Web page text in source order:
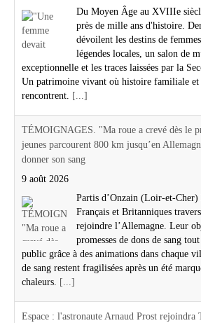
Du Moyen Âge au XVIIIe
près de mille ans d'histoire.
dévoilent les destins de
légendes locales, un salon de
exceptionnelle et les traces laissées par la
Un patrimoine vivant où histoire familiale et
rencontrent. [...]
TÉMOIGNAGES. "Ma roue a crevé dès le
jeunes parcourent 800 km jusqu’en
donner son sang
9 août 2026
Partis d’Onzain (Loir-et-Cher)
Français et Britanniques
rejoindre l’Allemagne. Leur
promesses de dons de sang
public grâce à des animations dans chaque
de sang restent fragilisées après un été
chaleurs. [...]
Espace : l'astronaute Arnaud Prost rejoindra